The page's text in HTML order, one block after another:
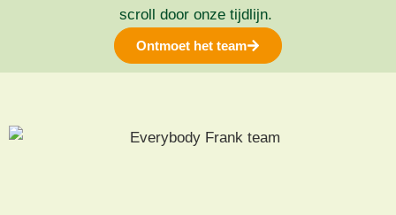
scroll door onze tijdlijn.
Ontmoet het team